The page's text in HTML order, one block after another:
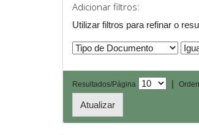
Adicionar filtros:
Utilizar filtros para refinar o
Resultados/Página |